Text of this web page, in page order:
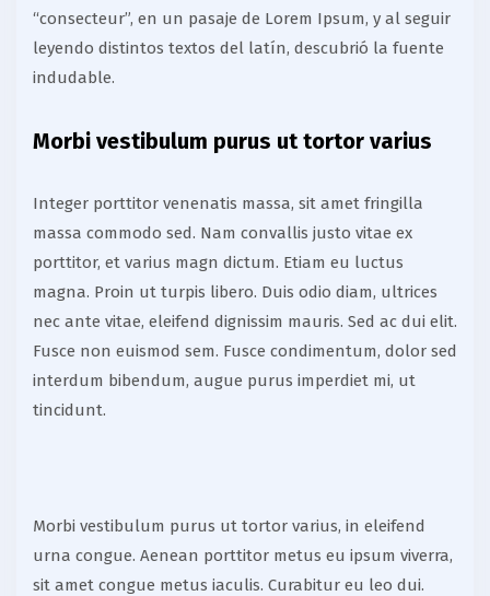
“consecteur”, en un pasaje de Lorem Ipsum, y al seguir
leyendo distintos textos del latín, descubrió la fuente
indudable.
Morbi vestibulum purus ut tortor varius
Integer porttitor venenatis massa, sit amet fringilla
massa commodo sed. Nam convallis justo vitae ex
porttitor, et varius magn dictum. Etiam eu luctus
magna. Proin ut turpis libero. Duis odio diam, ultrices
nec ante vitae, eleifend dignissim mauris. Sed ac dui elit.
Fusce non euismod sem. Fusce condimentum, dolor sed
interdum bibendum, augue purus imperdiet mi, ut
tincidunt.
Morbi vestibulum purus ut tortor varius, in eleifend
urna congue. Aenean porttitor metus eu ipsum viverra,
sit amet congue metus iaculis. Curabitur eu leo dui.